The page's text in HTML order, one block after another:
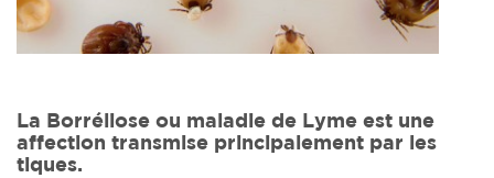
La Borréliose ou maladie de Lyme est une
affection transmise principalement par les
tiques.